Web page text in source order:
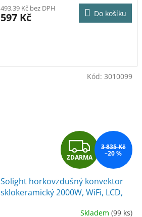
493,39 Kč bez DPH
597 Kč Do košíku
Z
D
A
R
ZDARMA
3 835 Kč
–20 %
Solight horkovzdušný konvektor
sklokeramický 2000W, WiFi, LCD,
Skladem (99 ks)
Kód: 3010099